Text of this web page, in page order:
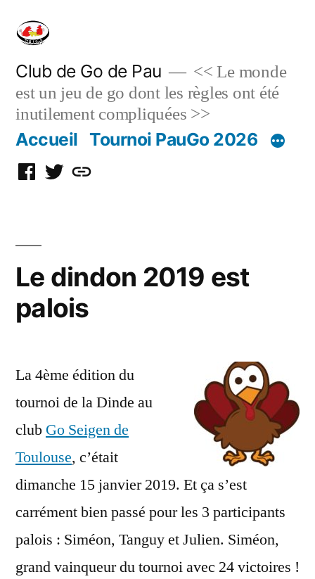
content
Club de Go de Pau
<< Le monde
est un jeu de go dont les règles ont été
inutilement compliquées >>
Accueil Tournoi PauGo 2026
Facebook
TwitterDiscord
Le dindon 2019 est
palois
La 4ème édition du
tournoi de la Dinde au
club Go Seigen de
Toulouse, c’était
dimanche 15 janvier 2019. Et ça s’est
carrément bien passé pour les 3 participants
palois : Siméon, Tanguy et Julien. Siméon,
grand vainqueur du tournoi avec 24 victoires !